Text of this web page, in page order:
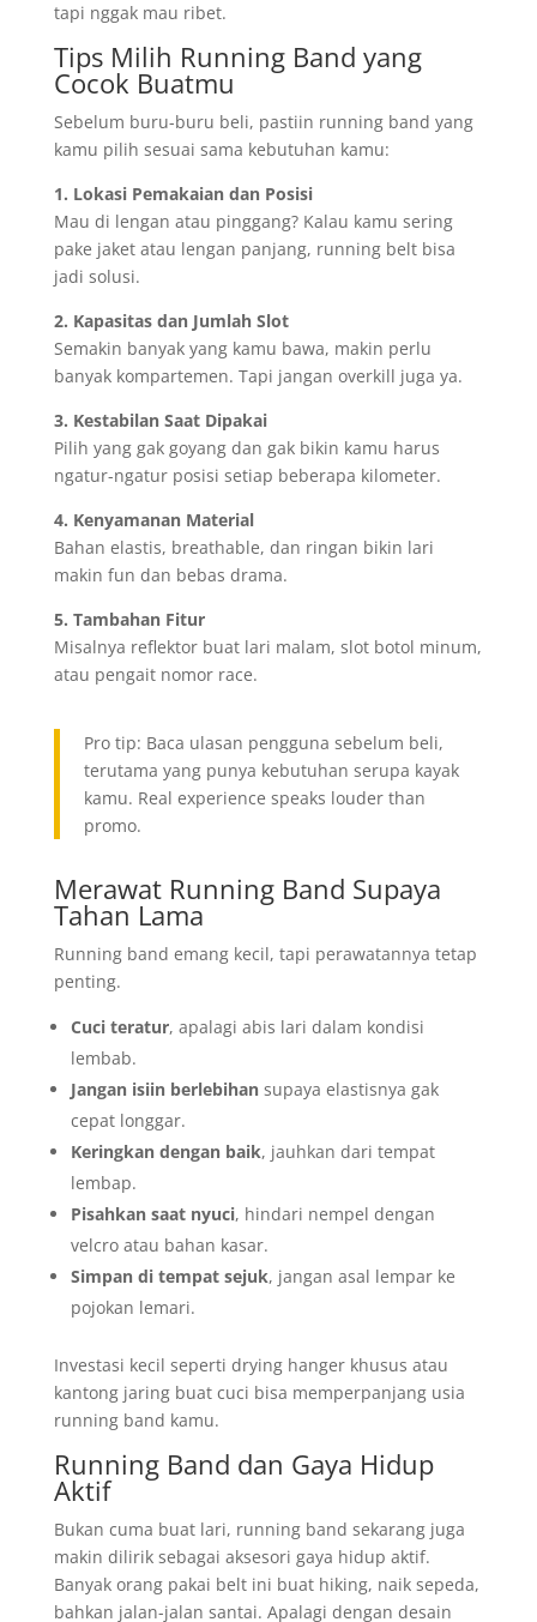
tapi nggak mau ribet.
Tips Milih Running Band yang
Cocok Buatmu
Sebelum buru-buru beli, pastiin running band yang
kamu pilih sesuai sama kebutuhan kamu:
1. Lokasi Pemakaian dan Posisi
Mau di lengan atau pinggang? Kalau kamu sering
pake jaket atau lengan panjang, running belt bisa
jadi solusi.
2. Kapasitas dan Jumlah Slot
Semakin banyak yang kamu bawa, makin perlu
banyak kompartemen. Tapi jangan overkill juga ya.
3. Kestabilan Saat Dipakai
Pilih yang gak goyang dan gak bikin kamu harus
ngatur-ngatur posisi setiap beberapa kilometer.
4. Kenyamanan Material
Bahan elastis, breathable, dan ringan bikin lari
makin fun dan bebas drama.
5. Tambahan Fitur
Misalnya reflektor buat lari malam, slot botol minum,
atau pengait nomor race.
Pro tip: Baca ulasan pengguna sebelum beli,
terutama yang punya kebutuhan serupa kayak
kamu. Real experience speaks louder than
promo.
Merawat Running Band Supaya
Tahan Lama
Running band emang kecil, tapi perawatannya tetap
penting.
Cuci teratur, apalagi abis lari dalam kondisi
lembab.
Jangan isiin berlebihansupaya elastisnya gak
cepat longgar.
Keringkan dengan baik, jauhkan dari tempat
lembap.
Pisahkan saat nyuci, hindari nempel dengan
velcro atau bahan kasar.
Simpan di tempat sejuk, jangan asal lempar ke
pojokan lemari.
Investasi kecil seperti drying hanger khusus atau
kantong jaring buat cuci bisa memperpanjang usia
running band kamu.
Running Band dan Gaya Hidup
Aktif
Bukan cuma buat lari, running band sekarang juga
makin dilirik sebagai aksesori gaya hidup aktif.
Banyak orang pakai belt ini buat hiking, naik sepeda,
bahkan jalan-jalan santai. Apalagi dengan desain